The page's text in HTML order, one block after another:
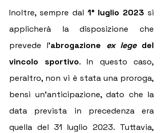
Inoltre, sempre dal 1° luglio 2023 si
applicherà la disposizione che
prevede l'abrogazione ex lege del
vincolo sportivo. In questo caso,
peraltro, non vi è stata una proroga,
bensì un'anticipazione, dato che la
data prevista in precedenza era
quella del 31 luglio 2023. Tuttavia,